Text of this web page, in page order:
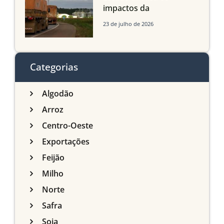
impactos da
infraestrutura logística
do Sul
23 de julho de 2026
Categorias
Algodão
Arroz
Centro-Oeste
Exportações
Feijão
Milho
Norte
Safra
Soja